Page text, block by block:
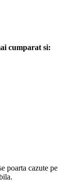
cumparat si:
poarta cazute pe